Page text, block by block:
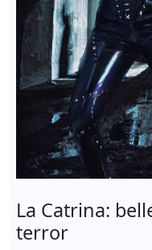
La Catrina:
terror